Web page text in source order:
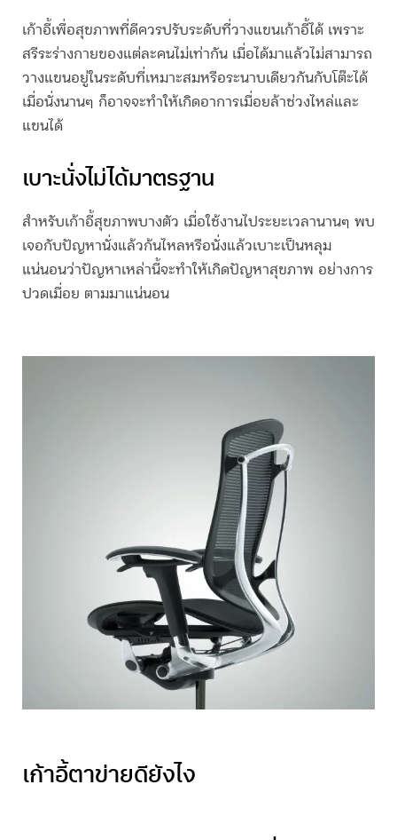
เก้าอี้เพื่อสุขภาพที่ดีควรปรับระดับที่วางแขนเก้าอี้ได้ เพราะ
สรีระร่างกายของแต่ละคนไม่เท่ากัน เมื่อได้มาแล้วไม่สามารถ
วางแขนอยู่ในระดับที่เหมาะสมหรือระนาบเดียวกันกับโต๊ะได้
เมื่อนั่งนานๆ ก็อาจจะทำให้เกิดอาการเมื่อยล้าช่วงไหล่และ
แขนได้
เบาะนั่งไม่ได้มาตรฐาน
สำหรับเก้าอี้สุขภาพบางตัว เมื่อใช้งานไประยะเวลานานๆ พบ
เจอกับปัญหานั่งแล้วก้นไหลหรือนั่งแล้วเบาะเป็นหลุม
แน่นอนว่าปัญหาเหล่านี้จะทำให้เกิดปัญหาสุขภาพ อย่างการ
ปวดเมื่อย ตามมาแน่นอน
เก้าอี้ตาข่ายดียังไง